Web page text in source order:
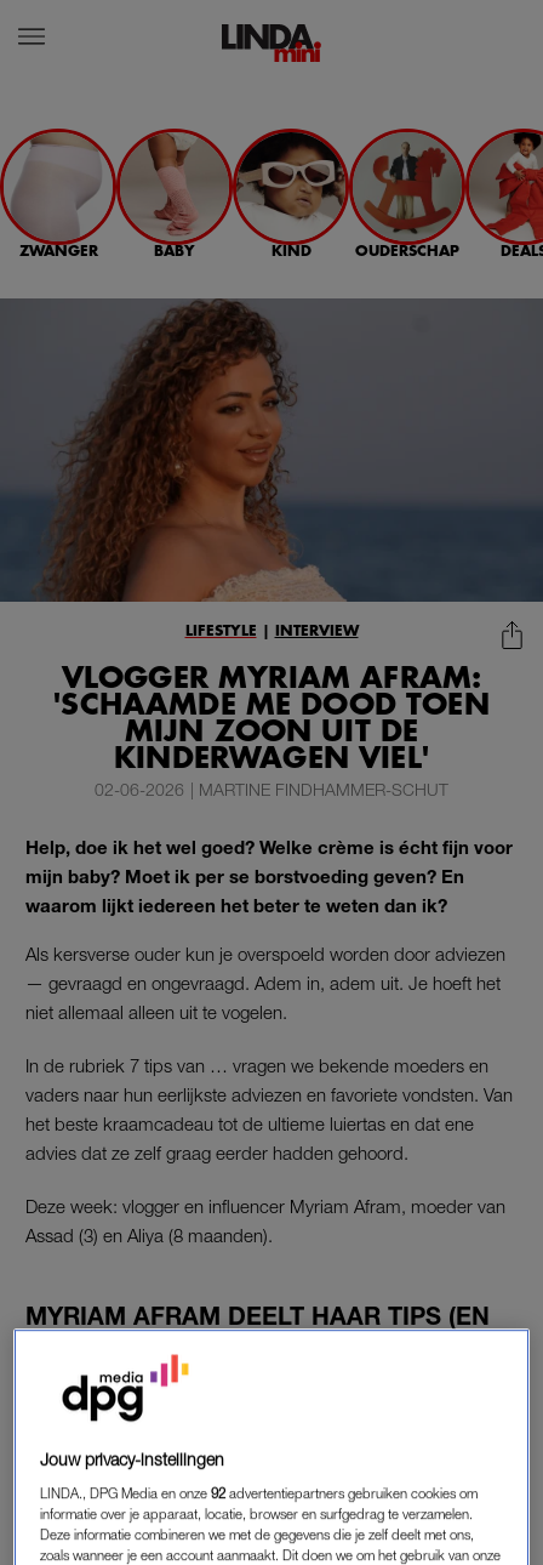
ZWANGER BABY KIND OUDERSCHAP
VLOGGER MYRIAM AFRAM:
'SCHAAMDE ME DOOD TOEN
MIJN ZOON UIT DE
KINDERWAGEN VIEL'
LIFESTYLE INTERVIEW
02-06-2026 | MARTINE FINDHAMMER-SCHUT
Help, doe ik het wel goed? Welke crème is écht fijn voor
mijn baby? Moet ik per se borstvoeding geven? En
waarom lijkt iedereen het beter te weten dan ik?
Als kersverse ouder kun je overspoeld worden door adviezen
— gevraagd en ongevraagd. Adem in, adem uit. Je hoeft het
niet allemaal alleen uit te vogelen.
In de rubriek 7 tips van … vragen we bekende moeders en
vaders naar hun eerlijkste adviezen en favoriete vondsten. Van
het beste kraamcadeau tot de ultieme luiertas en dat ene
advies dat ze zelf graag eerder hadden gehoord.
Deze week: vlogger en influencer Myriam Afram, moeder van
Assad (3) en Aliya (8 maanden).
MYRIAM AFRAM DEELT HAAR TIPS (EN
BLUNDERS)
Welke waardevolle tip kreeg je van je moeder?
“Ik ben zelf echt een enorme stresskip. Mijn eerste kind was
een echte huilbaby en ik raakte vaak in paniek van het huilen.
Mijn moeder zei toen altijd tegen mij dat ik vooral rustig moest
blijven, omdat kinderen voelen wanneer jij gestrest of
paniekerig bent.
Jouw privacy-instellingen
LINDA., DPG Media en onze92 advertentiepartners gebruiken cookies om
informatie over je apparaat, locatie, browser en surfgedrag te verzamelen.
Deze informatie combineren we met de gegevens die je zelf deelt met ons,
zoals wanneer je een account aanmaakt. Dit doen we om het gebruik van onze